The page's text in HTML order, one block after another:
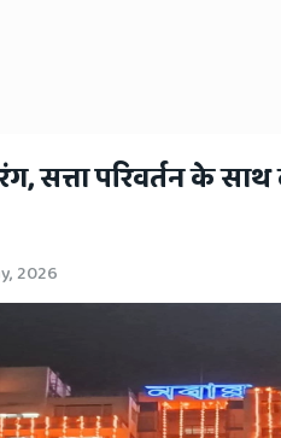
रंग, सत्ता परिवर्तन के
2026